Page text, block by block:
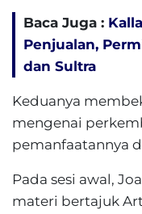
Baca Juga :
Penjualan,
dan Sultra
Keduanya
mengenai
pemanfaatannya
Pada sesi awal,
materi bertajuk